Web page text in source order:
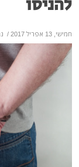
להניסו
חמישי, 13 אפריל 2017 /